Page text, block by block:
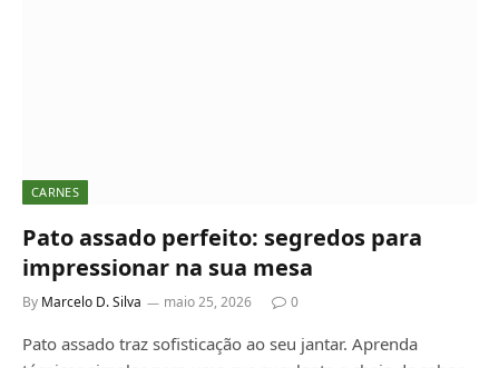
CARNES
Pato assado perfeito: segredos para
impressionar na sua mesa
By Marcelo D. Silva maio 25, 2026 0
Pato assado traz sofisticação ao seu jantar. Aprenda